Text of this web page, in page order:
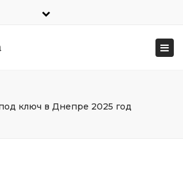
ключ в Днепре 2025 год